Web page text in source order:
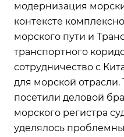
модернизация
контексте
морского пути и
транспортного
сотрудничество с
для морской отрасли.
посетили деловой
морского регистра
уделялось